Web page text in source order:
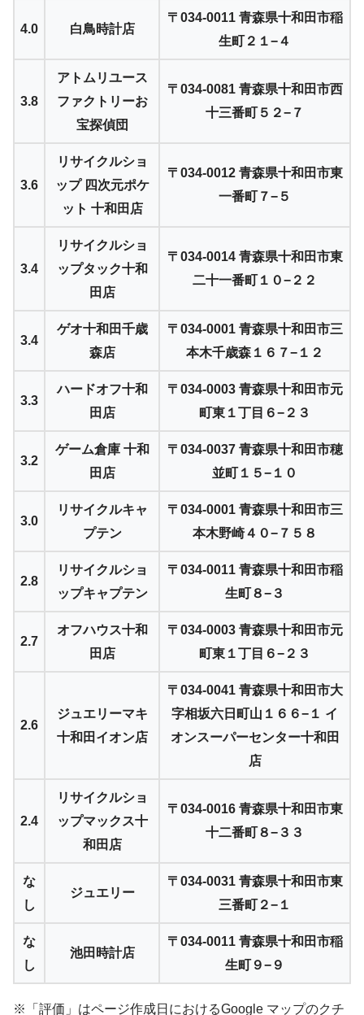
4.0 白鳥時計店
〒034-0011 青森県十和田市稲
生町２１−４
3.8
アトムリユース
ファクトリーお
宝探偵団
〒034-0081 青森県十和田市西
十三番町５２−７
3.6
リサイクルショ
ップ 四次元ポケ
ット 十和田店
〒034-0012 青森県十和田市東
一番町７−５
3.4
リサイクルショ
ップタック十和
田店
〒034-0014 青森県十和田市東
二十一番町１０−２２
3.4
ゲオ十和田千歳
森店
〒034-0001 青森県十和田市三
本木千歳森１６７−１２
3.3
ハードオフ十和
田店
〒034-0003 青森県十和田市元
町東１丁目６−２３
3.2
ゲーム倉庫 十和
田店
〒034-0037 青森県十和田市穂
並町１５−１０
3.0
リサイクルキャ
プテン
〒034-0001 青森県十和田市三
本木野崎４０−７５８
2.8
リサイクルショ
ップキャプテン
〒034-0011 青森県十和田市稲
生町８−３
2.7
オフハウス十和
田店
〒034-0003 青森県十和田市元
町東１丁目６−２３
2.6
ジュエリーマキ
十和田イオン店
〒034-0041 青森県十和田市大
字相坂六日町山１６６−１ イ
オンスーパーセンター十和田
店
2.4
リサイクルショ
ップマックス十
和田店
〒034-0016 青森県十和田市東
十二番町８−３３
な
し
ジュエリー
〒034-0031 青森県十和田市東
三番町２−１
な
し
池田時計店
〒034-0011 青森県十和田市稲
生町９−９
※「評価」はページ作成日におけるGoogle マップのクチ